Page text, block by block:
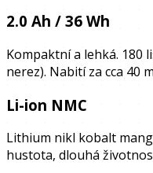
2.0 Ah / 36 Wh
Kompaktní a lehká. 180
nerez). Nabití za cca 40
Li-ion NMC
Lithium nikl kobalt
hustota, dlouhá